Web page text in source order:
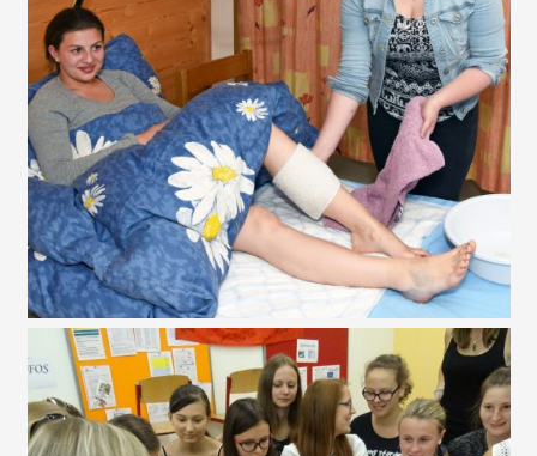
Pflegefit Kurs